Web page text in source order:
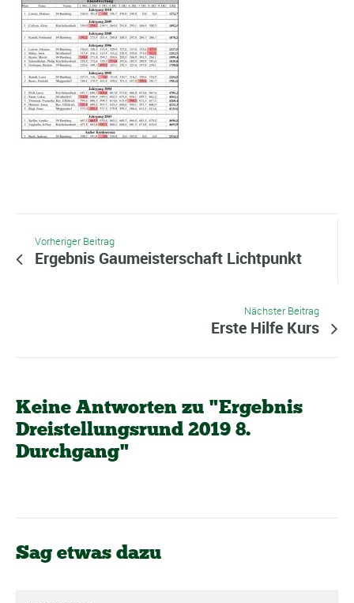
Vorheriger Beitrag
Ergebnis Gaumeisterschaft Lichtpunkt
Nächster Beitrag
Erste Hilfe Kurs
Keine Antworten zu "Ergebnis
Dreistellungsrund 2019 8.
Durchgang"
Sag etwas dazu